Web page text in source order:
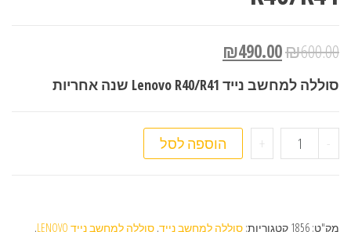
₪600.00
₪490.00
סוללה למחשב נייד Lenovo R40/R41 שנה אחריות
- כמות של סוללה למחשב נייד Lenovo R40/R41
+ הוספה לסל
מק"ט: 1856 קטגוריות: סוללה למחשב נייד, סוללה למחשב נייד LENOVO
,